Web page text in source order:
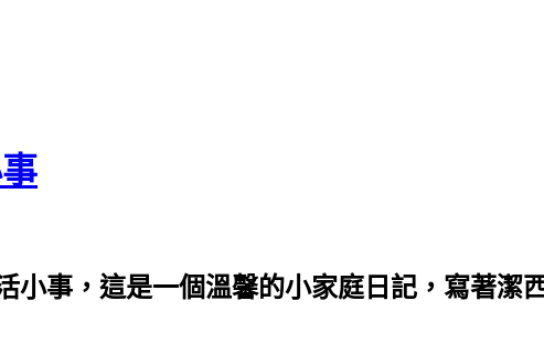
小事，這是一個溫馨的小家庭日記，寫著潔